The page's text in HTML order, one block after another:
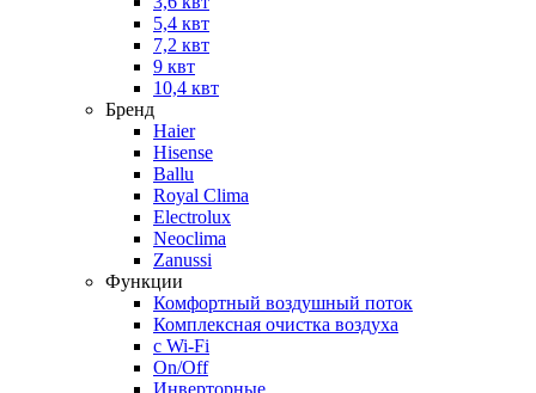
5,4 квт
7,2 квт
9 квт
10,4 квт
Бренд
Haier
Hisense
Ballu
Royal Clima
Electrolux
Neoclima
Zanussi
Функции
Комфортный воздушный поток
Комплексная очистка воздуха
с Wi-Fi
On/Off
Инверторные